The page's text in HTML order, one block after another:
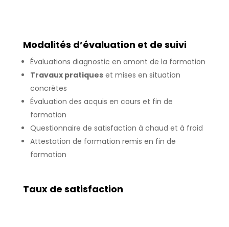
Modalités d’évaluation et de suivi
Évaluations diagnostic en amont de la formation
Travaux pratiqueset mises en situation
concrètes
Évaluation des acquis en cours et fin de
formation
Questionnaire de satisfaction à chaud et à froid
Attestation de formation remis en fin de
formation
Taux de satisfaction